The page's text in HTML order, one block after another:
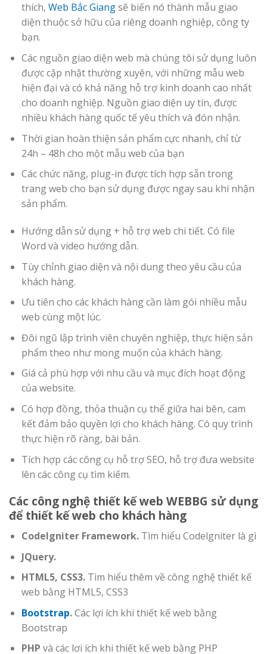
thích, Web Bắc Giangsẽ biến nó thành mẫu giao
diện thuộc sở hữu của riêng doanh nghiệp, công ty
bạn.
Các nguồn giao diện web mà chúng tôi sử dụng luôn
được cập nhật thường xuyên, với những mẫu web
hiện đại và có khả năng hỗ trợ kinh doanh cao nhất
cho doanh nghiệp. Nguồn giao diện uy tín, được
nhiều khách hàng quốc tế yêu thích và đón nhận.
Thời gian hoàn thiện sản phẩm cực nhanh, chỉ từ
24h – 48h cho một mẫu web của bạn
Các chức năng, plug-in được tích hợp sẵn trong
trang web cho bạn sử dụng được ngay sau khi nhận
sản phẩm.
Hướng dẫn sử dụng + hỗ trợ web chi tiết. Có file
Word và video hướng dẫn.
Tùy chỉnh giao diện và nội dung theo yêu cầu của
khách hàng.
Ưu tiên cho các khách hàng cần làm gói nhiều mẫu
web cùng một lúc.
Đôi ngũ lập trình viên chuyên nghiệp, thực hiện sản
phẩm theo như mong muốn của khách hàng.
Giá cả phù hợp với nhu cầu và mục đích hoạt động
của website.
Có hợp đồng, thỏa thuận cụ thể giữa hai bên, cam
kết đảm bảo quyền lợi cho khách hàng. Có quy trình
thực hiện rõ ràng, bài bản.
Tích hợp các công cụ hỗ trợ SEO, hỗ trợ đưa website
lên các công cụ tìm kiếm.
Các công nghệ thiết kế web WEBBG sử dụng
để thiết kế web cho khách hàng
CodeIgniter Framework. Tìm hiểu Codelgniter là gì
JQuery.
HTML5, CSS3. Tìm hiểu thêm về công nghệ thiết kế
web bằng HTML5, CSS3
Bootstrap.Các lợi ích khi thiết kế web bằng
Bootstrap
PHP và các lơi ích khi thiết kế web bằng PHP